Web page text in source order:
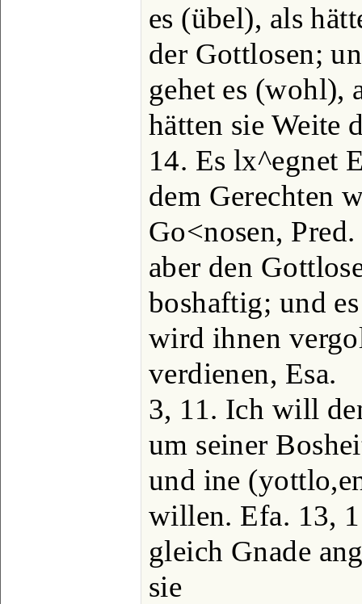
es (übel), als
der Gottlosen;
gehet es (wohl),
hätten sie Weite
14. Es lx^egnet
dem Gerechten
Go<nosen,
aber den
boshaftig; und es
wird ihnen
verdienen, Esa.
3, 11. Ich will
um seiner
und ine
willen. Efa. 13,
gleich Gnade
sie